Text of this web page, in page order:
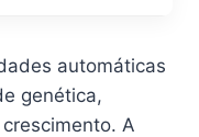
automáticas
genética,
A